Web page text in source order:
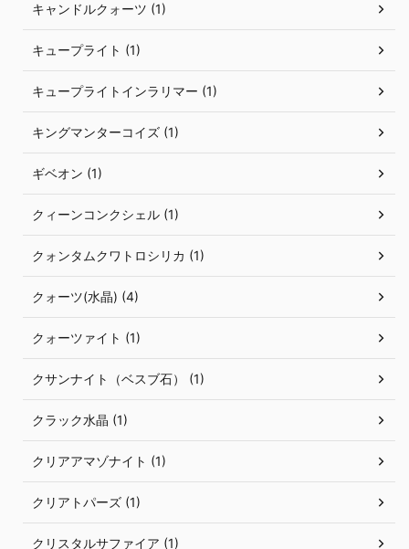
キャンドルクォーツ (1)
キュープライト (1)
キュープライトインラリマー (1)
キングマンターコイズ (1)
ギベオン (1)
クィーンコンクシェル (1)
クォンタムクワトロシリカ (1)
クォーツ(水晶) (4)
クォーツァイト (1)
クサンナイト（ベスブ石） (1)
クラック水晶 (1)
クリアアマゾナイト (1)
クリアトパーズ (1)
クリスタルサファイア (1)